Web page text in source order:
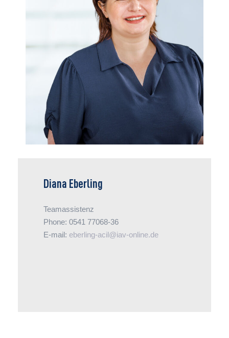
Diana Eberling
Teamassistenz
Phone: 0541 77068-36
E-mail: eberling-acil@iav-online.de